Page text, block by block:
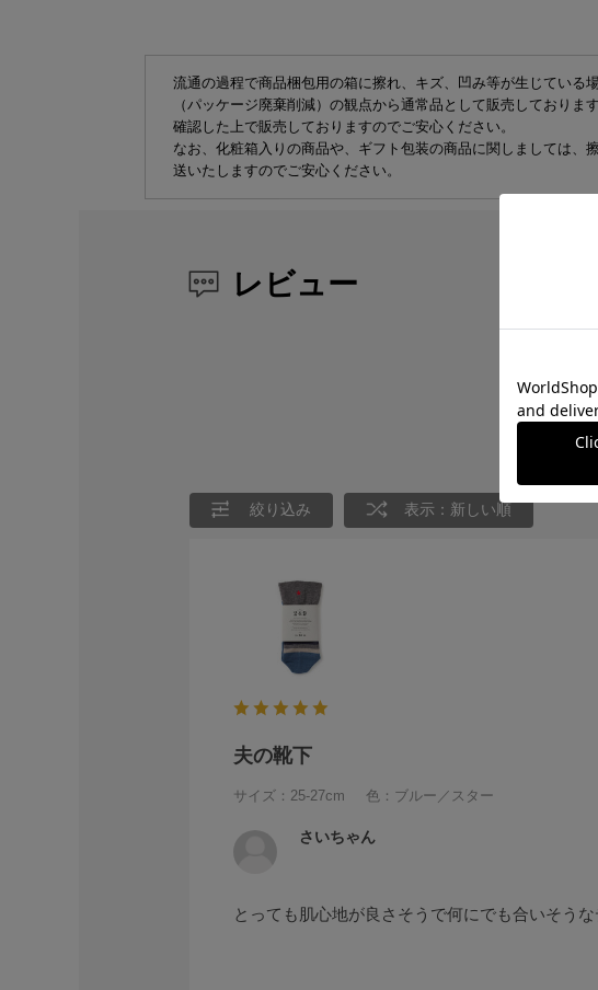
流通の過程で商品梱包用の箱に擦れ、キズ、凹み等が生じている
（パッケージ廃棄削減）の観点から通常品として販売しておりま
確認した上で販売しておりますのでご安心ください。
なお、化粧箱入りの商品や、ギフト包装の商品に関しましては、
送いたしますのでご安心ください。
レビュー
絞り込み 表示：新しい順
夫の靴下
サイズ：25-27cm 色：ブルー／スター
さいちゃん
とっても肌心地が良さそうで何にでも合いそう